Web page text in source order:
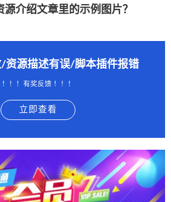
介绍文章里的示例图片？
/资源描述有误/脚本插件报错
！！！有奖反馈 ！！！
立即查看